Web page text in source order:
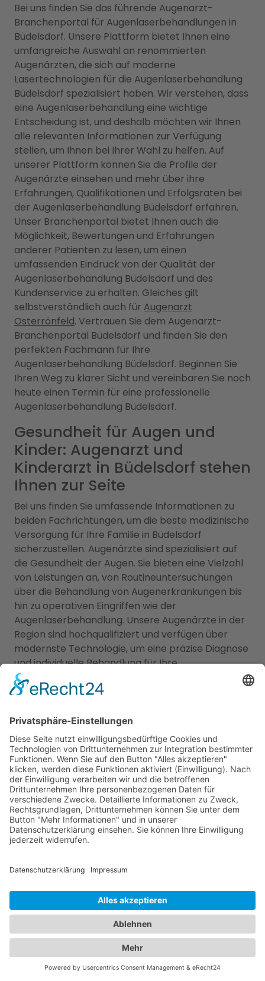
Bei uns finden Sie das führende Augenarzt-
Branchenportal für Augenlaserbehandlungen in
Büdelsdorf. Unsere Plattform bietet Ihnen eine
umfangreiche Auswahl an renommierten
Augenärzten, die sich auf moderne
Lasertechnologien für die Augenlaserbehandlung
Büdelsdorf spezialisiert haben. Wir verstehen, dass
eine Augenlaserbehandlung eine wichtige
Entscheidung ist, und deshalb möchten wir Ihnen
alle relevanten Informationen zur Verfügung
stellen, um Ihnen bei Ihrer Wahl zu helfen. Auf
unserer Plattform können Sie die Profile der
Augenärzte einsehen und mehr über ihre
Erfahrungen, Qualifikationen und Erfolgsraten bei
der Augenlaserbehandlung Büdelsdorf erfahren.
Unser Branchenportal bietet Ihnen auch die
Möglichkeit, Bewertungen und Erfahrungen
anderer Patienten zu lesen, um einen
umfassenden Eindruck von der Qualität der
Augenlaserbehandlung Büdelsdorf und des
Kundenservice zu erhalten. Gleiches gilt
selbstverständlich auch für Augenarzt
Osterrönfeld. Vertrauen Sie dem Augenarzt-
Branchenportal Büdelsdorf und finden Sie den
perfekten Fachmann für Ihre
Augenlaserbehandlung Büdelsdorf. Beginnen Sie
Ihren Weg zu klarer Sicht und vereinbaren Sie noch
heute einen Termin für eine professionelle
Augenlaserbehandlung Büdelsdorf.
Gesundheit für Augen und
Kinder: Augenarzt und
Kinderarzt in Büdelsdorf stehen
Ihnen zur Seite
Bei uns finden Sie umfassende Informationen zu
beiden Fachrichtungen, um die beste medizinische
Versorgung für Ihre Familie in Büdelsdorf
sicherzustellen. Augenärzte sind spezialisiert auf
die Gesundheit der Augen. Sie bieten eine Vielzahl
von Leistungen an, von Routineuntersuchungen
über die Behandlung von Augenerkrankungen bis
hin zu operativen Eingriffen wie der
Augenlaserbehandlung. Unsere Augenärzte in der
Region sind hochqualifiziert und verfügen über
modernste Technologie, um eine präzise Diagnose
und individuelle Behandlung für Ihre
Augenprobleme zu gewährleisten. Ein
Büdelsdorfhingegen sind darauf spezialisiert, die
betreuen. Sie bieten umfassende
Vorsorgeuntersuchungen, Impfungen, Behandlung
von akuten und chronischen Erkrankungen sowie
Beratung für Eltern in verschiedenen
medizinischen Bereichen an. Unsere Kinderärzte
Büdelsdorf sind einfühlsam, kinderfreundlich und
haben langjährige Erfahrung in der Betreuung von
Kindern aller Altersgruppen. Unser
Branchenportal bietet Ihnen detaillierte
Informationen zu Augenärzten und Kinderärzten in
Qualifikationen, Spezialisierungen, Öffnungszeiten
und Standorte erfahren sowie Bewertungen von
anderen Patienten lesen. Auf diese Weise können
Sie die bestmögliche Entscheidung für die
Gesundheit Ihrer Familie treffen. Vertrauen Sie auf
unsere Plattform, um die besten Augenärzte und
Kinderärzte in Ihrer Nähe zu finden. Sorgen Sie
dafür, dass Ihre Familie in den Händen erfahrener